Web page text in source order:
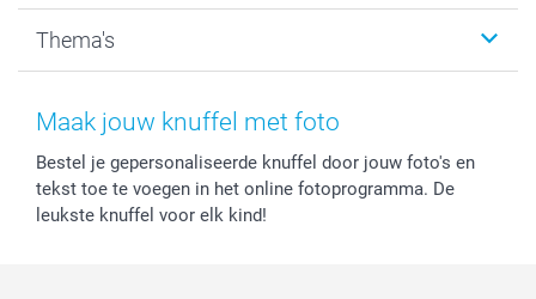
Kaarten
Bestelproces
Herroepingsrecht
Cookiebeleid
Reviews
Tevredenheidsgarantie
Mijn orderstatus
smartfriends
service@smartphoto.nl
Thema's
Baby
Vaderdag
Huwelijk
Maak jouw knuffel met foto
Bestel je gepersonaliseerde knuffel door jouw foto's en
tekst toe te voegen in het online fotoprogramma. De
leukste knuffel voor elk kind!